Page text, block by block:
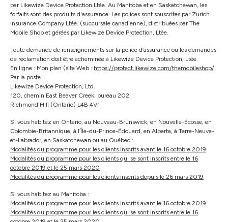
par Likewize Device Protection Ltée. Au Manitoba et en Saskatchewan, les
forfaits sont des produits d'assurance. Les polices sont souscrites par Zurich
Insurance Company Ltée. (succursale canadienne), distribuées par The
Mobile Shop et gérées par Likewize Device Protection, Ltée.
Toute demande de renseignements sur la police d’assurance ou les demandes
de réclamation doit être acheminée à Likewize Device Protection, Ltée.
En ligne : Mon plan (site Web : https://protect.likewize.com/themobileshop/
Par la poste :
Likewize Device Protection, Ltd.
120, chemin East Beaver Creek, bureau 202
Richmond Hill (Ontario) L4B 4V1
Si vous habitez en Ontario, au Nouveau-Brunswick, en Nouvelle-Écosse, en
Colombie-Britannique, à l’Île-du-Prince-Édouard, en Alberta, à Terre-Neuve-
et-Labrador, en Saskatchewan ou au Québec :
Modalités du programme pour les clients inscrits avant le 16 octobre 2019
Modalités du programme pour les clients qui se sont inscrits entre le 16
octobre 2019 et le 25 mars 2020
Modalités du programme pour les clients inscrits depuis le 26 mars 2019
Si vous habitez au Manitoba :
Modalités du programme pour les clients inscrits avant le 16 octobre 2019
Modalités du programme pour les clients qui se sont inscrits entre le 16